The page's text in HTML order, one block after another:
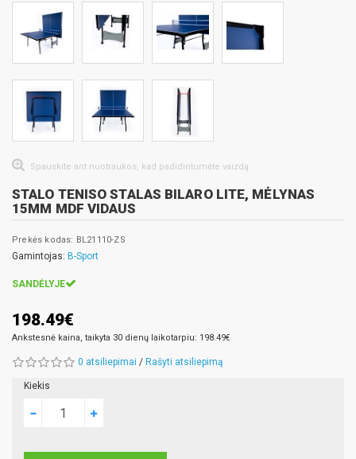
Spauskite ant nuotraukos, kad padidintumėte vaizdą
STALO TENISO STALAS BILARO LITE, MĖLYNAS
15MM MDF VIDAUS
Prekės kodas: BL21110-ZS
Gamintojas: B-Sport
SANDĖLYJE
198.49€
Ankstesnė kaina, taikyta 30 dienų laikotarpiu: 198.49€
0 atsiliepimai / Rašyti atsiliepimą
Kiekis